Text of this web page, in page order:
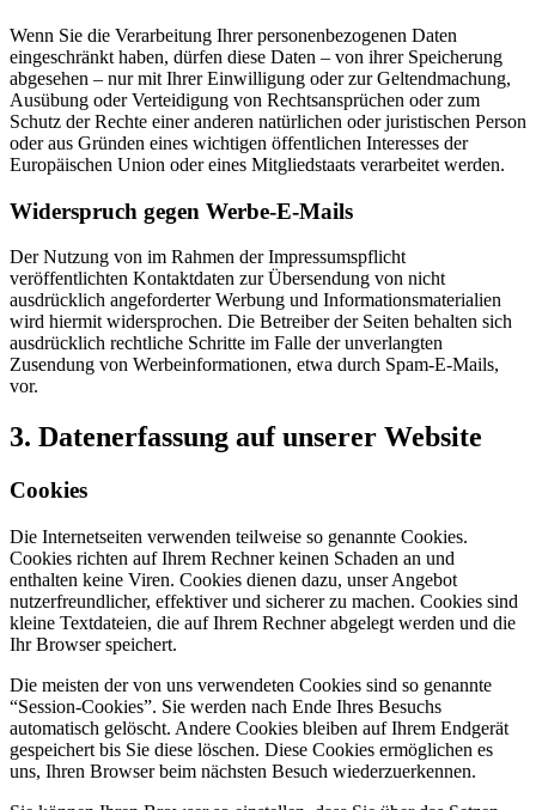
Wenn Sie die Verarbeitung Ihrer personenbezogenen Daten
eingeschränkt haben, dürfen diese Daten – von ihrer Speicherung
abgesehen – nur mit Ihrer Einwilligung oder zur Geltendmachung,
Ausübung oder Verteidigung von Rechtsansprüchen oder zum
Schutz der Rechte einer anderen natürlichen oder juristischen Person
oder aus Gründen eines wichtigen öffentlichen Interesses der
Europäischen Union oder eines Mitgliedstaats verarbeitet werden.
Widerspruch gegen Werbe-E-Mails
Der Nutzung von im Rahmen der Impressumspflicht
veröffentlichten Kontaktdaten zur Übersendung von nicht
ausdrücklich angeforderter Werbung und Informationsmaterialien
wird hiermit widersprochen. Die Betreiber der Seiten behalten sich
ausdrücklich rechtliche Schritte im Falle der unverlangten
Zusendung von Werbeinformationen, etwa durch Spam-E-Mails,
vor.
3. Datenerfassung auf unserer Website
Cookies
Die Internetseiten verwenden teilweise so genannte Cookies.
Cookies richten auf Ihrem Rechner keinen Schaden an und
enthalten keine Viren. Cookies dienen dazu, unser Angebot
nutzerfreundlicher, effektiver und sicherer zu machen. Cookies sind
kleine Textdateien, die auf Ihrem Rechner abgelegt werden und die
Ihr Browser speichert.
Die meisten der von uns verwendeten Cookies sind so genannte
“Session-Cookies”. Sie werden nach Ende Ihres Besuchs
automatisch gelöscht. Andere Cookies bleiben auf Ihrem Endgerät
gespeichert bis Sie diese löschen. Diese Cookies ermöglichen es
uns, Ihren Browser beim nächsten Besuch wiederzuerkennen.